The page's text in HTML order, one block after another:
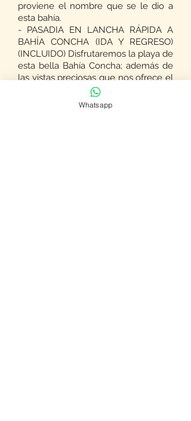
proviene el nombre que se le dio a
esta bahía.
- PASADIA EN LANCHA RÁPIDA A
BAHÍA CONCHA (IDA Y REGRESO)
(INCLUIDO) Disfrutaremos la playa de
esta bella Bahía Concha; además de
las vistas preciosas que nos ofrece el
lugar! Comeremos sobre la 1:00 pm /
13:00. Nos preparan comida típica.
Whatsapp